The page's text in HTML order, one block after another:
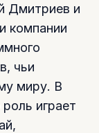
Дмитриев и
компании
чьи
миру. В
играет